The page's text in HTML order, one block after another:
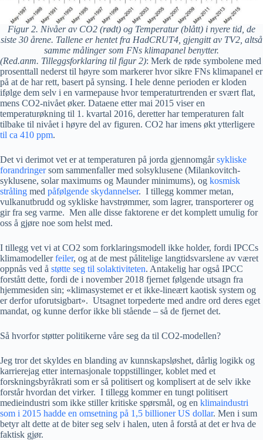
Figur 2. Nivåer av CO2 (rødt) og Temperatur (blått) i nyere tid, de
siste 30 årene. Tallene er hentet fra HadCRUT4, gjengitt av TV2, altså
samme målinger som FNs klimapanel benytter.
(Red.anm. Tilleggsforklaring til figur 2): Merk de røde symbolene med
prosenttall nederst til høyre som markerer hvor sikre FNs klimapanel er
på at de har rett, basert på synsing. I hele denne perioden er kloden
ifølge dem selv i en varmepause hvor temperaturtrenden er svært flat,
mens CO2-nivået øker. Dataene etter mai 2015 viser en
temperaturøkning til 1. kvartal 2016, deretter har temperaturen falt
tilbake til nivået i høyre del av figuren. CO2 har imens økt ytterligere
til ca 410 ppm.
Det vi derimot vet er at temperaturen på jorda gjennomgårsykliske
forandringersom sammenfaller med solsyklusene (Milankovitch-
syklusene, solar maximums og Maunder minimums), og kosmisk
stråling med påfølgende skydannelser. I tillegg kommer metan,
vulkanutbrudd og sykliske havstrømmer, som lagrer, transporterer og
gir fra seg varme. Men alle disse faktorene er det komplett umulig for
oss å gjøre noe som helst med.
I tillegg vet vi at CO2 som forklaringsmodell ikke holder, fordi IPCCs
klimamodellerfeiler, og at de mest pålitelige langtidsvarslene av været
oppnås ved å støtte seg til solaktiviteten. Antakelig har også IPCC
forstått dette, fordi de i november 2018 fjernet følgende utsagn fra
hjemmesiden sin; «klimasystemet er et ikke-lineært kaotisk system og
er derfor uforutsigbart». Utsagnet torpederte med andre ord deres eget
mandat, og kunne derfor ikke bli stående – så de fjernet det.
Så hvorfor støtter politikerne våre seg da til CO2-modellen?
Jeg tror det skyldes en blanding av kunnskapsløshet, dårlig logikk og
karrierejag etter internasjonale toppstillinger, koblet med et
forskningsbyråkrati som er så politisert og komplisert at de selv ikke
forstår hvordan det virker. I tillegg kommer en tungt politisert
medieindustri som ikke stiller kritiske spørsmål, og en klimaindustri
som i 2015 hadde en omsetning på 1,5 billioner US dollar. Men i sum
betyr alt dette at de biter seg selv i halen, uten å forstå at det er hva de
faktisk gjør.